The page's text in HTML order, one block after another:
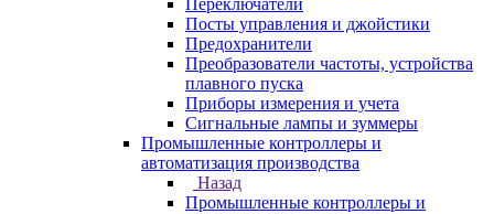
Переключатели
Посты управления и джойстики
Предохранители
Преобразователи частоты, устройства
плавного пуска
Приборы измерения и учета
Сигнальные лампы и зуммеры
Промышленные контроллеры и
автоматизация производства
Назад
Промышленные контроллеры и